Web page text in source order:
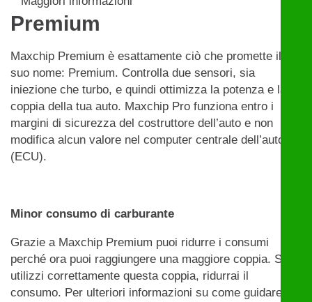
Premium
Maxchip Premium è esattamente ciò che promette il
suo nome: Premium. Controlla due sensori, sia
iniezione che turbo, e quindi ottimizza la potenza e la
coppia della tua auto. Maxchip Pro funziona entro i
margini di sicurezza del costruttore dell’auto e non
modifica alcun valore nel computer centrale dell’auto
(ECU).
Minor consumo di carburante
Grazie a Maxchip Premium puoi ridurre i consumi
perché ora puoi raggiungere una maggiore coppia. Se
utilizzi correttamente questa coppia, ridurrai il
consumo. Per ulteriori informazioni su come guidare in